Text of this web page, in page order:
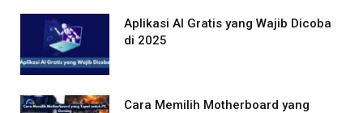
Aplikasi AI Gratis yang Wajib Dicoba
di 2025
Cara Memilih Motherboard yang